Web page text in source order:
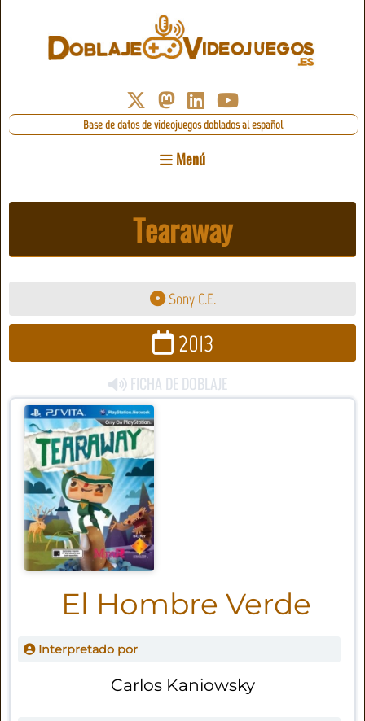
Base de datos de videojuegos doblados al español
Menú
Tearaway
Sony C.E.
2013
FICHA DE DOBLAJE
El Hombre Verde
Interpretado por
Carlos Kaniowsky